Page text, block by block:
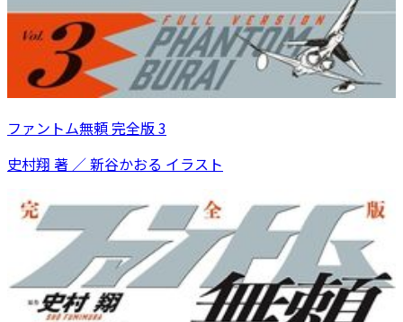
ファントム無頼 完全版 3
史村翔 著 ／ 新谷かおる イラスト